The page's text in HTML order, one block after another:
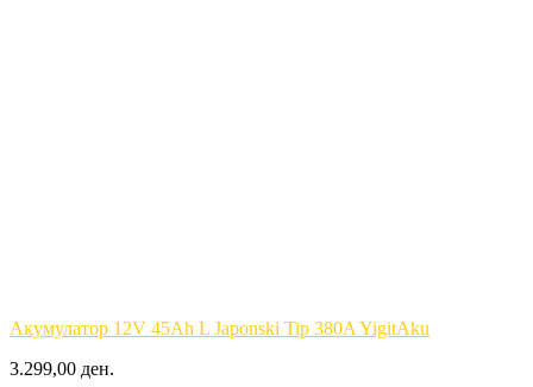
Акумулатор 12V 45Ah L Japonski Tip 380A YigitAku
3.299,00 ден.